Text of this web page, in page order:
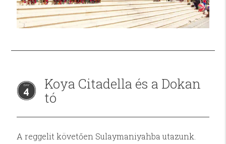
4
Koya Citadella és a Dokan
tó
A reggelit követően Sulaymaniyahba utazunk.